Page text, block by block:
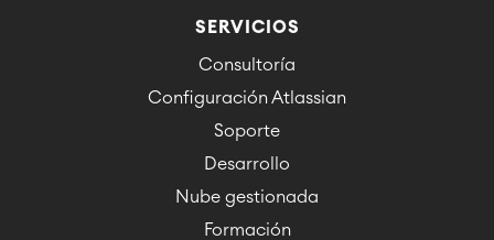
SERVICIOS
Consultoría
Configuración Atlassian
Soporte
Desarrollo
Nube gestionada
Formación